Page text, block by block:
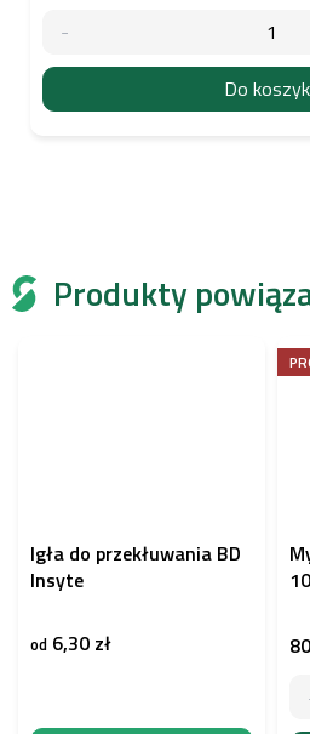
Produkty
Igła do przekłuwania BD
Insyte
od 6,30 zł
Do